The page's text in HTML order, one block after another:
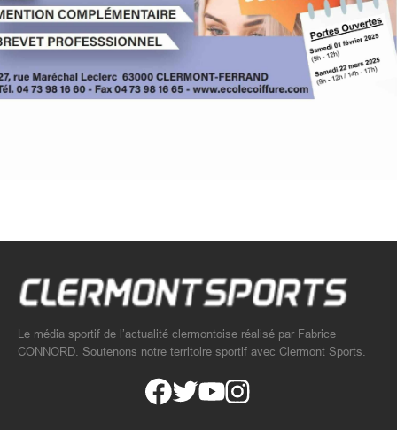
Le média sportif de l’actualité clermontoise réalisé par Fabrice
CONNORD. Soutenons notre territoire sportif avec Clermont Sports.